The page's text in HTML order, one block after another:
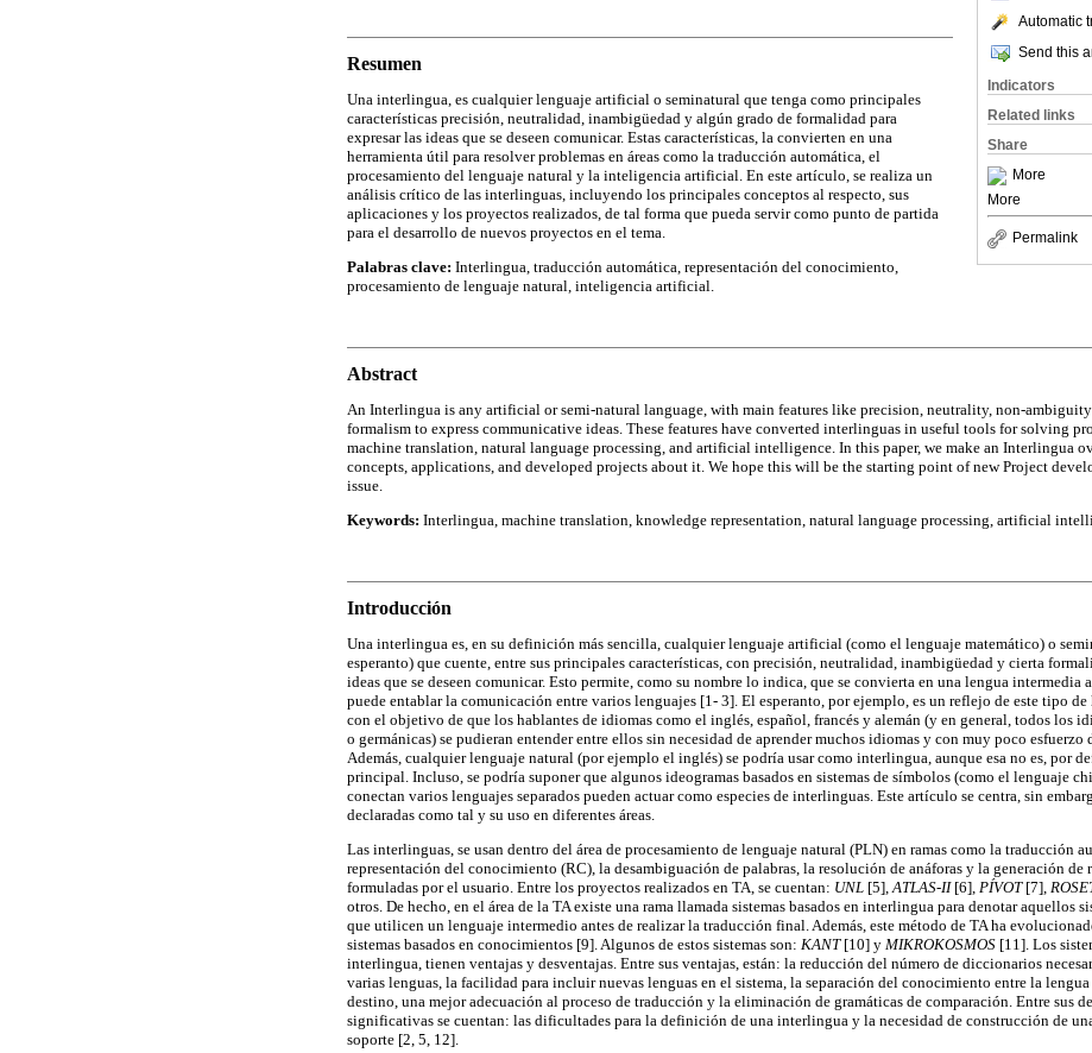
Automatic
Send this
Indicators
Related links
Share
More
More
Permalink
Resumen
Una interlingua, es cualquier lenguaje artificial o seminatural que tenga como principales
características precisión, neutralidad, inambigüedad y algún grado de formalidad para
expresar las ideas que se deseen comunicar. Estas características, la convierten en una
herramienta útil para resolver problemas en áreas como la traducción automática, el
procesamiento del lenguaje natural y la inteligencia artificial. En este artículo, se realiza un
análisis crítico de las interlinguas, incluyendo los principales conceptos al respecto, sus
aplicaciones y los proyectos realizados, de tal forma que pueda servir como punto de partida
para el desarrollo de nuevos proyectos en el tema.
Palabras clave: Interlingua, traducción automática, representación del conocimiento,
procesamiento de lenguaje natural, inteligencia artificial.
Abstract
An Interlingua is any artificial or semi-natural language, with main features like precision, neutrality, non-
formalism to express communicative ideas. These features have converted interlinguas in useful tools for solving
machine translation, natural language processing, and artificial intelligence. In this paper, we make an Interlingua
concepts, applications, and developed projects about it. We hope this will be the starting point of new Project
issue.
Keywords: Interlingua, machine translation, knowledge representation, natural language processing, artificial
Introducción
Una interlingua es, en su definición más sencilla, cualquier lenguaje artificial (como el lenguaje matemático) o
esperanto) que cuente, entre sus principales características, con precisión, neutralidad, inambigüedad y cierta
ideas que se deseen comunicar. Esto permite, como su nombre lo indica, que se convierta en una lengua intermedia
puede entablar la comunicación entre varios lenguajes [1- 3]. El esperanto, por ejemplo, es un reflejo de este tipo de
con el objetivo de que los hablantes de idiomas como el inglés, español, francés y alemán (y en general, todos los
o germánicas) se pudieran entender entre ellos sin necesidad de aprender muchos idiomas y con muy poco esfuerzo
Además, cualquier lenguaje natural (por ejemplo el inglés) se podría usar como interlingua, aunque esa no es, por
principal. Incluso, se podría suponer que algunos ideogramas basados en sistemas de símbolos (como el lenguaje
conectan varios lenguajes separados pueden actuar como especies de interlinguas. Este artículo se centra, sin
declaradas como tal y su uso en diferentes áreas.
Las interlinguas, se usan dentro del área de procesamiento de lenguaje natural (PLN) en ramas como la traducción
representación del conocimiento (RC), la desambiguación de palabras, la resolución de anáforas y la generación de
formuladas por el usuario. Entre los proyectos realizados en TA, se cuentan: UNL [5],ATLAS-II[6], PÍVOT[7],
otros. De hecho, en el área de la TA existe una rama llamada sistemas basados en interlingua para denotar aquellos
que utilicen un lenguaje intermedio antes de realizar la traducción final. Además, este método de TA ha
sistemas basados en conocimientos [9]. Algunos de estos sistemas son: KANT[10] y MIKROKOSMOS [11]. Los
interlingua, tienen ventajas y desventajas. Entre sus ventajas, están: la reducción del número de diccionarios
varias lenguas, la facilidad para incluir nuevas lenguas en el sistema, la separación del conocimiento entre la
destino, una mejor adecuación al proceso de traducción y la eliminación de gramáticas de comparación. Entre sus
significativas se cuentan: las dificultades para la definición de una interlingua y la necesidad de construcción de
soporte [2, 5, 12].